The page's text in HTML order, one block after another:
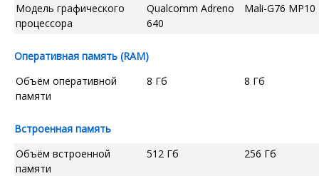
Модель графического
процессора
Qualcomm Adreno
640
Mali-G76 MP10
Оперативная память (RAM)
Объём оперативной
памяти
8 Гб 8 Гб
Встроенная память
Объём встроенной
памяти
512 Гб 256 Гб